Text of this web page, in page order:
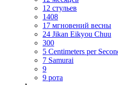
12 стульев
1408
17 мгновений весны
24 Jikan Eikyou Chuu
300
5 Centimeters per
7 Samurai
9
9 рота